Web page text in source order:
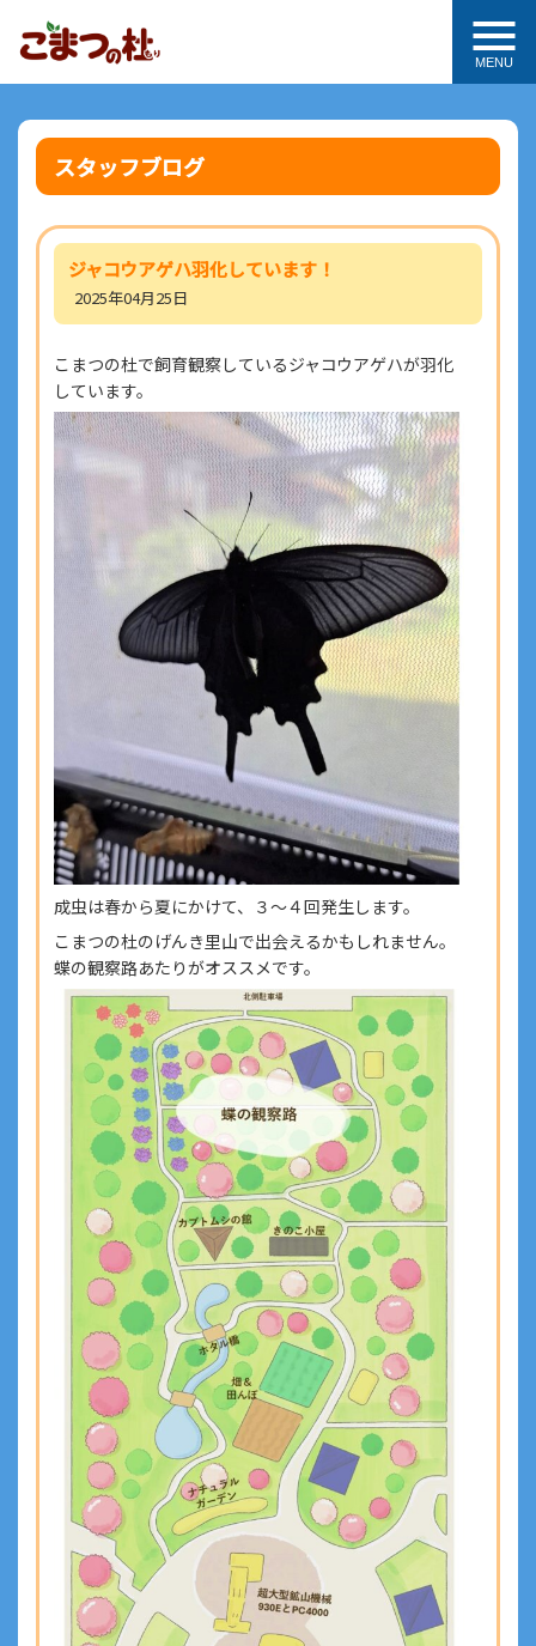
MENU
スタッフブログ
ジャコウアゲハ羽化しています！
2025年04月25日
こまつの杜で飼育観察しているジャコウアゲハが羽化
しています。
成虫は春から夏にかけて、３～４回発生します。
こまつの杜のげんき里山で出会えるかもしれません。
蝶の観察路あたりがオススメです。